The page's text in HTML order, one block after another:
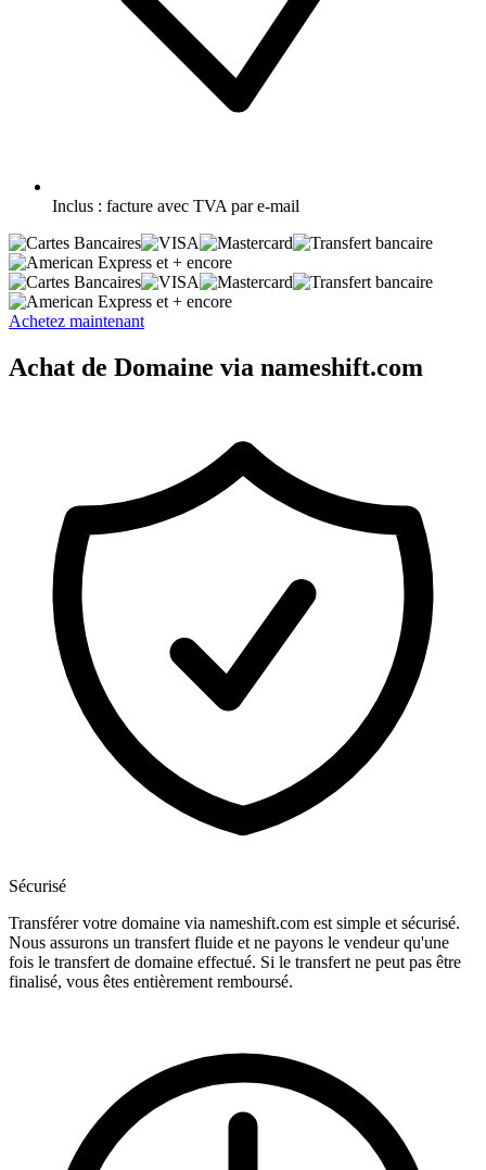
Inclus : facture avec TVA par e-mail
et + encore
et + encore
Achetez maintenant
Achat de Domaine via nameshift.com
Sécurisé
Transférer votre domaine via nameshift.com est simple et sécurisé.
Nous assurons un transfert fluide et ne payons le vendeur qu'une
fois le transfert de domaine effectué. Si le transfert ne peut pas être
finalisé, vous êtes entièrement remboursé.